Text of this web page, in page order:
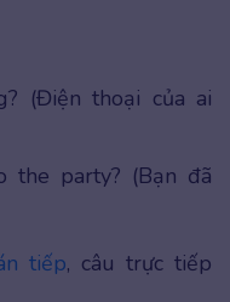
(Điện thoại của ai
the party? (Bạn đã
tiếp, câu trực tiếp